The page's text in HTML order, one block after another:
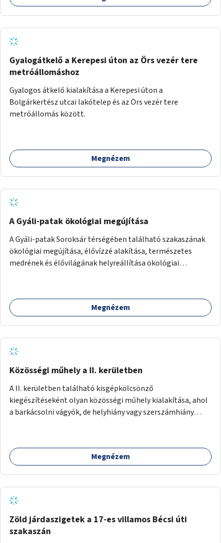
Gyalogátkelő a Kerepesi úton az Örs vezér tere
metróállomáshoz
Gyalogos átkelő kialakítása a Kerepesi úton a
Bolgárkertész utcai lakótelep és az Örs vezér tere
metróállomás között.
Megnézem
A Gyáli-patak ökológiai megújítása
A Gyáli-patak Soroksár térségében található szakaszának
ökológiai megújítása, élővízzé alakítása, természetes
medrének és élővilágának helyreállítása ökológiai
Megnézem
Közösségi műhely a II. kerületben
A II. kerületben található kisgépkölcsönző
kiegészítéseként olyan közösségi műhely kialakítása, ahol
a barkácsolni vágyók, de helyhiány vagy szerszámhiány
Megnézem
Zöld járdaszigetek a 17-es villamos Bécsi úti
szakaszán